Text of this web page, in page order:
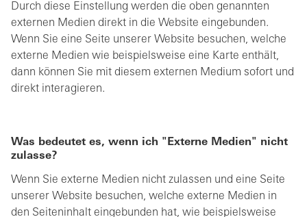
Durch diese Einstellung werden die oben genannten
externen Medien direkt in die Website eingebunden.
Wenn Sie eine Seite unserer Website besuchen, welche
externe Medien wie beispielsweise eine Karte enthält,
dann können Sie mit diesem externen Medium sofort und
direkt interagieren.
Was bedeutet es, wenn ich "Externe Medien" nicht
zulasse?
Wenn Sie externe Medien nicht zulassen und eine Seite
unserer Website besuchen, welche externe Medien in
den Seiteninhalt eingebunden hat, wie beispielsweise